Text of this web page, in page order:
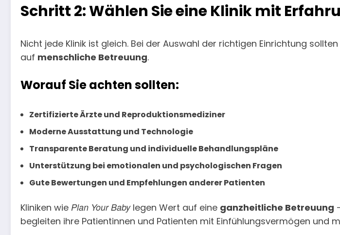
Schritt 2: Wählen Sie eine Klinik mit
Nicht jede Klinik ist gleich. Bei der Auswahl der richtigen Einrichtung
auf menschliche Betreuung.
Worauf Sie achten sollten:
Zertifizierte Ärzte und Reproduktionsmediziner
Moderne Ausstattung und Technologie
Transparente Beratung und individuelle Behandlungspläne
Unterstützung bei emotionalen und psychologischen Fragen
Gute Bewertungen und Empfehlungen anderer Patienten
Kliniken wie Plan Your Babylegen Wert auf eine ganzheitliche Betreuung
begleiten ihre Patientinnen und Patienten mit Einfühlungsvermögen und